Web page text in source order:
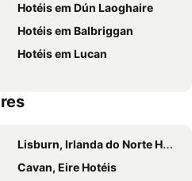
Clondalkin
Vicar St
Sandermans New Europe
The Séamus Ennis Arts Centre
RDS Dublin
Helix
Hotéis em Dún Laoghaire
Hotéis em Balbriggan
Hotéis em Lucan
Lisburn, Irlanda do Norte Hotéis
Cavan, Eire Hotéis